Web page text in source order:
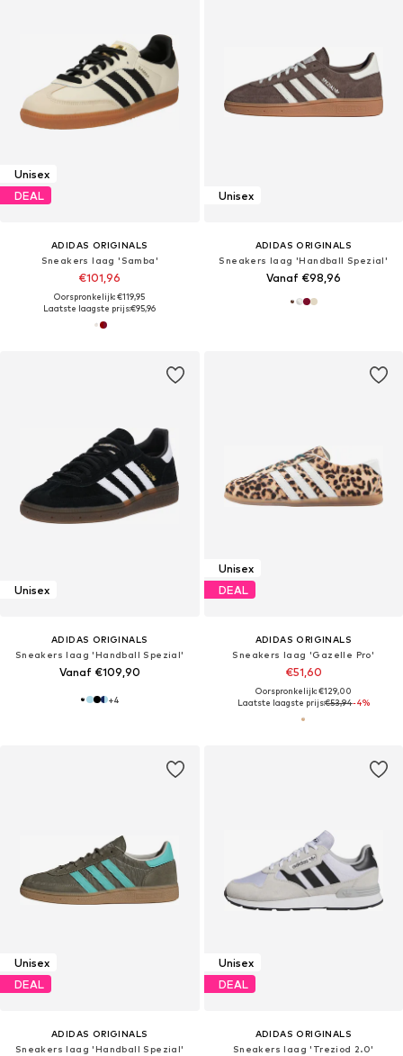
Unisex
DEAL
ADIDAS ORIGINALS
Sneakers laag 'Samba'
€101,96
Oorspronkelijk: €119,95
Laatste laagste prijs:€95,96
Unisex
ADIDAS ORIGINALS
Sneakers laag 'Handball Spezial'
Vanaf €98,96
Unisex
ADIDAS ORIGINALS
Sneakers laag 'Handball Spezial'
Vanaf €109,90
+4
Unisex
DEAL
ADIDAS ORIGINALS
Sneakers laag 'Gazelle Pro'
€51,60
Oorspronkelijk: €129,00
Laatste laagste prijs:€53,94-4%
Unisex
DEAL
ADIDAS ORIGINALS
Sneakers laag 'Handball Spezial'
Unisex
DEAL
ADIDAS ORIGINALS
Sneakers laag 'Treziod 2.0'